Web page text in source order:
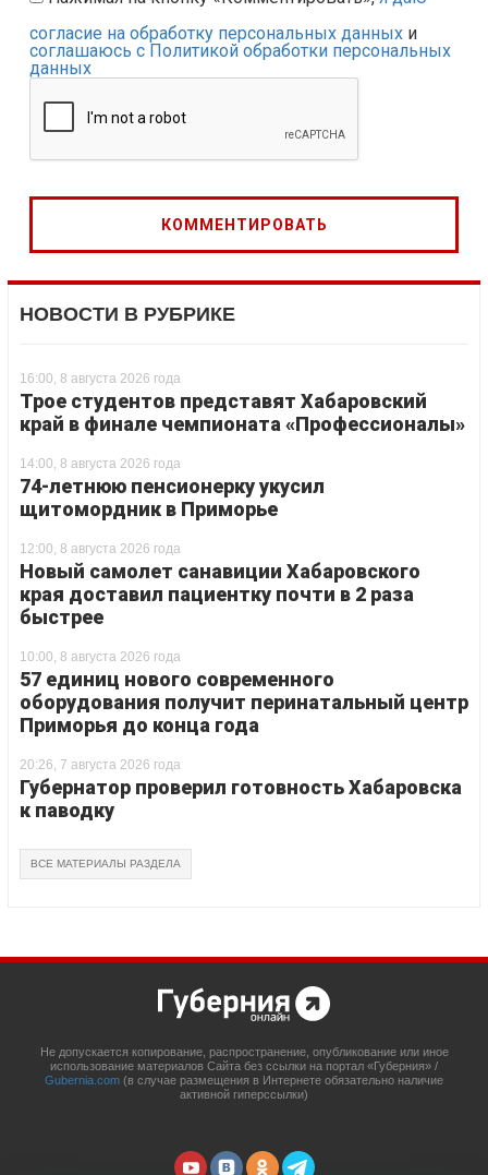
согласие на обработку персональных данных и
соглашаюсь с Политикой обработки персональных
данных
НОВОСТИ В РУБРИКЕ
16:00, 8 августа 2026 года
Трое студентов представят Хабаровский
край в финале чемпионата «Профессионалы»
14:00, 8 августа 2026 года
74-летнюю пенсионерку укусил
щитомордник в Приморье
12:00, 8 августа 2026 года
Новый самолет санавиции Хабаровского
края доставил пациентку почти в 2 раза
быстрее
10:00, 8 августа 2026 года
57 единиц нового современного
оборудования получит перинатальный центр
Приморья до конца года
20:26, 7 августа 2026 года
Губернатор проверил готовность Хабаровска
к паводку
ВСЕ МАТЕРИАЛЫ РАЗДЕЛА
Не допускается копирование, распространение, опубликование или иное
использование материалов Сайта без ссылки на портал «Губерния» /
Gubernia.com (в случае размещения в Интернете обязательно наличие
активной гиперссылки)